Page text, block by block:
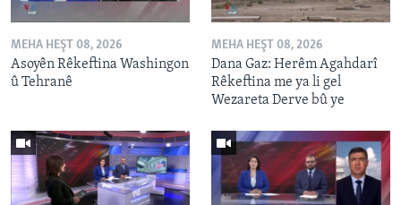
MEHA HEŞT 08, 2026
Asoyên Rêkeftina Washingon
û Tehranê
MEHA HEŞT 08, 2026
Dana Gaz: Herêm Agahdarî
Rêkeftina me ya li gel
Wezareta Derve bû ye